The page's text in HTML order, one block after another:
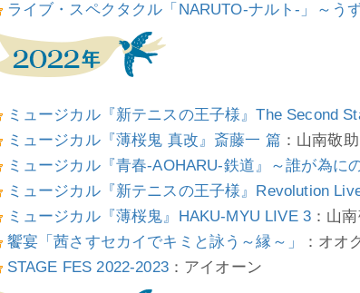
ライブ・スペクタクル「NARUTO-ナルト-」～う
ミュージカル『新テニスの王子様』The Second
ミュージカル『薄桜鬼 真改』斎藤一 篇 ：山南敬助
ミュージカル『青春-AOHARU-鉄道』～誰が為に
ミュージカル『新テニスの王子様』Revolution
ミュージカル『薄桜鬼』HAKU-MYU LIVE 3 ：山
饗宴「茜さすセカイでキミと詠う～縁～」
：オオ
STAGE FES 2022-2023：アイオーン